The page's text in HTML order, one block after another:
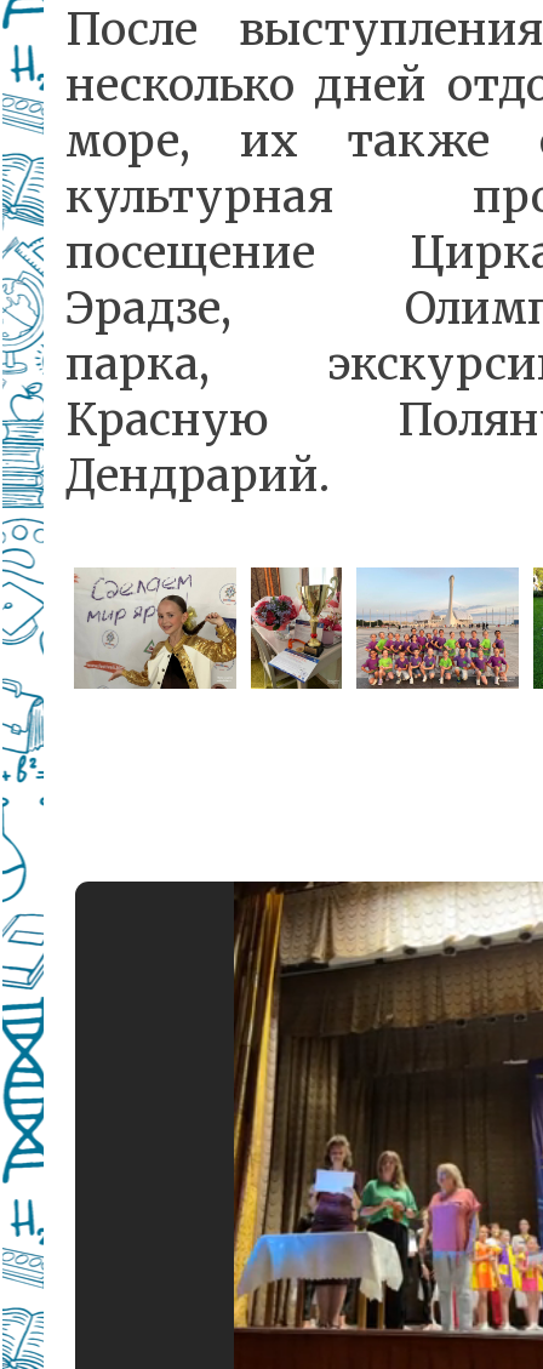
После
несколько дней
море, их также
культурная
посещение
Эрадзе,
парка,
Красную
Дендрарий.